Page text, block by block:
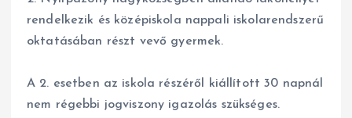
rendelkezik és középiskola nappali iskolarendszerű
oktatásában részt vevő gyermek.
A 2. esetben az iskola részéről kiállított 30 napnál
nem régebbi jogviszony igazolás szükséges.